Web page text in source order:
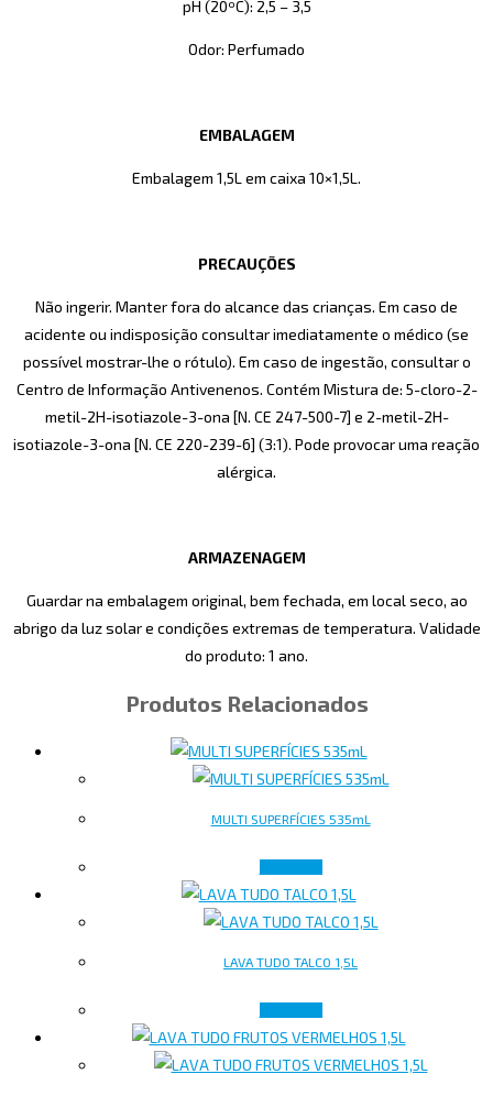
pH (20ºC): 2,5 – 3,5
Odor: Perfumado
EMBALAGEM
Embalagem 1,5L em caixa 10×1,5L.
PRECAUÇÕES
Não ingerir. Manter fora do alcance das crianças. Em caso de
acidente ou indisposição consultar imediatamente o médico (se
possível mostrar-lhe o rótulo). Em caso de ingestão, consultar o
Centro de Informação Antivenenos. Contém Mistura de: 5-cloro-2-
metil-2H-isotiazole-3-ona [N. CE 247-500-7] e 2-metil-2H-
isotiazole-3-ona [N. CE 220-239-6] (3:1). Pode provocar uma reação
alérgica.
ARMAZENAGEM
Guardar na embalagem original, bem fechada, em local seco, ao
abrigo da luz solar e condições extremas de temperatura. Validade
do produto: 1 ano.
Produtos Relacionados
MULTI SUPERFÍCIES 535mL
LAVA TUDO TALCO 1,5L